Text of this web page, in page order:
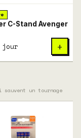
C-Stand Avenger
+
un tournage